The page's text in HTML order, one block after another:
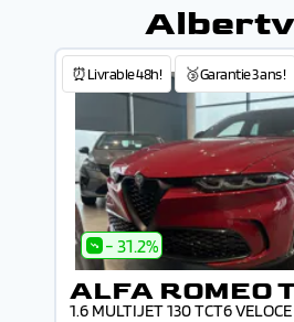
⏰Livrable 48h! 🥉Garantie 3 ans !
- 31.2%
ALFA ROMEO
1.6 MULTIJET 130 TCT6 VELOCE